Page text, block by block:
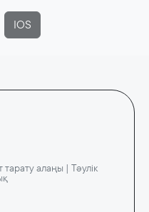
IOS
алаңы | Тәулік